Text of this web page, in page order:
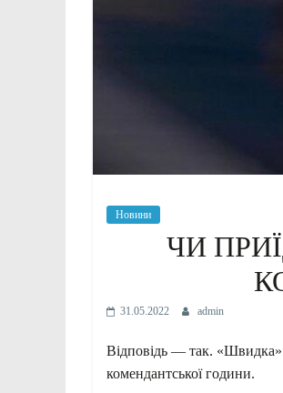
Новини
ЧИ
31.05.2022 admin
Відповідь — так. «Швидка»
комендантської години.